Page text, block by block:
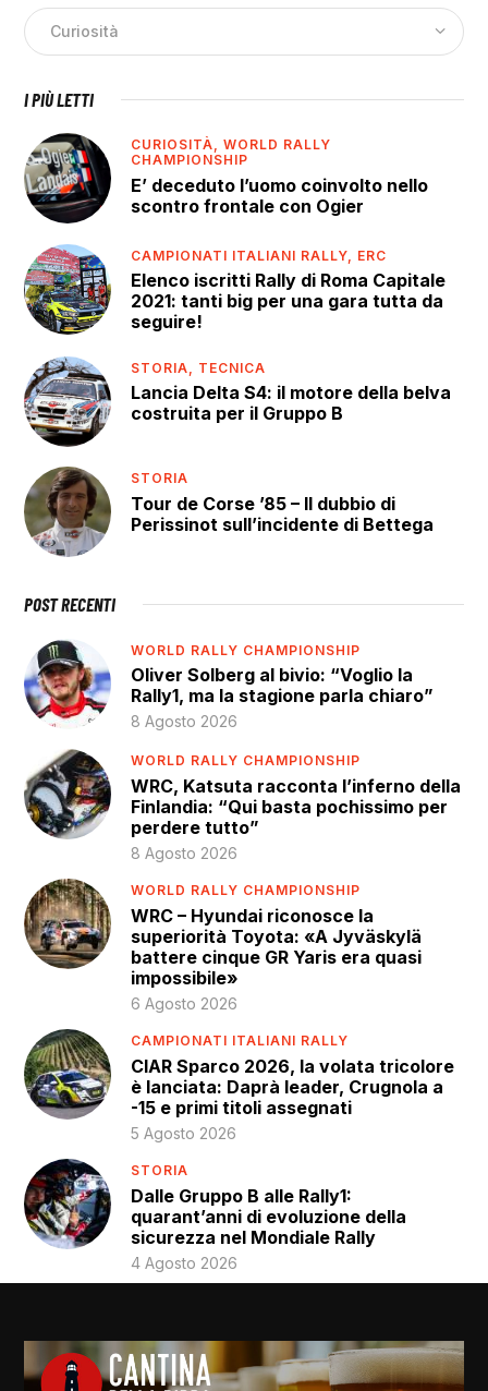
I PIÙ LETTI
CURIOSITÀ,WORLD RALLY
CHAMPIONSHIP
E’ deceduto l’uomo coinvolto nello
scontro frontale con Ogier
CAMPIONATI ITALIANI RALLY, ERC
Elenco iscritti Rally di Roma Capitale
2021: tanti big per una gara tutta da
seguire!
STORIA, TECNICA
Lancia Delta S4: il motore della belva
costruita per il Gruppo B
STORIA
Tour de Corse ’85 – Il dubbio di
Perissinot sull’incidente di Bettega
POST RECENTI
WORLD RALLY CHAMPIONSHIP
Oliver Solberg al bivio: “Voglio la
Rally1, ma la stagione parla chiaro”
8 Agosto 2026
WORLD RALLY CHAMPIONSHIP
WRC, Katsuta racconta l’inferno della
Finlandia: “Qui basta pochissimo per
perdere tutto”
8 Agosto 2026
WORLD RALLY CHAMPIONSHIP
WRC – Hyundai riconosce la
superiorità Toyota: «A Jyväskylä
battere cinque GR Yaris era quasi
impossibile»
6 Agosto 2026
CAMPIONATI ITALIANI RALLY
CIAR Sparco 2026, la volata tricolore
è lanciata: Daprà leader, Crugnola a
-15 e primi titoli assegnati
5 Agosto 2026
STORIA
Dalle Gruppo B alle Rally1:
quarant’anni di evoluzione della
sicurezza nel Mondiale Rally
4 Agosto 2026